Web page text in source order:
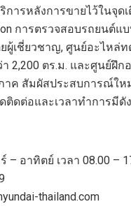
การหลังการขายไว้ในจุดเ
การตรวจสอบรถยนต์แ
ผู้เชี่ยวชาญ, ศูนย์อะไหล่
2,200 ตร.ม. และศูนย์ฝึก
าค สัมผัสประสบการณ์ให
ติดต่อและเวลาทำการมีดั
– อาทิตย์ เวลา 08.00 –
thailand.com